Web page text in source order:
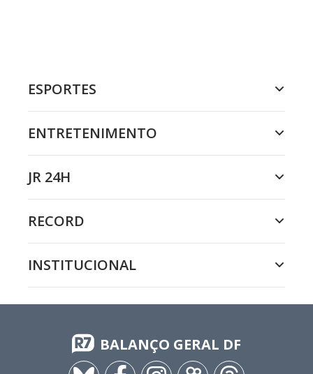
ESPORTES
ENTRETENIMENTO
JR 24H
RECORD
INSTITUCIONAL
BALANÇO GERAL DF